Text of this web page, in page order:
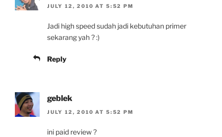
JULY 12, 2010 AT 5:52 PM
Jadi high speed sudah jadi kebutuhan primer
sekarang yah ? :)
Reply
geblek
JULY 12, 2010 AT 5:52 PM
ini paid review ?